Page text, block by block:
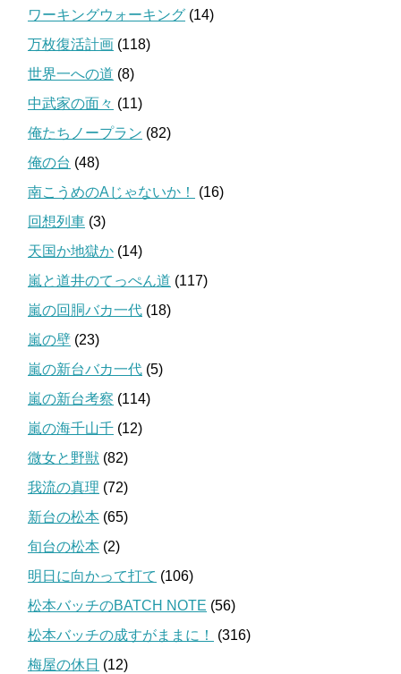
ワーキングウォーキング (14)
万枚復活計画 (118)
世界一への道 (8)
中武家の面々 (11)
俺たちノープラン (82)
俺の台 (48)
南こうめのAじゃないか！
(16)
回想列車 (3)
天国か地獄か (14)
嵐と道井のてっぺん道 (117)
嵐の回胴バカ一代 (18)
嵐の壁 (23)
嵐の新台バカ一代 (5)
嵐の新台考察 (114)
嵐の海千山千 (12)
微女と野獣 (82)
我流の真理 (72)
新台の松本 (65)
旬台の松本 (2)
明日に向かって打て (106)
松本バッチのBATCH NOTE (56)
松本バッチの成すがままに！
(316)
梅屋の休日 (12)